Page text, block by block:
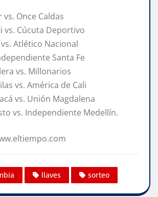
Once Caldas
vs. Cúcuta Deportivo
Atlético Nacional
Santa Fe
vs. Millonarios
vs. América de Cali
vs. Unión Magdalena
vs. Independiente Medellín.
llaves sorteo